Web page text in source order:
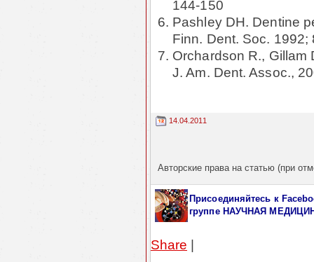
144-150
Pashley DH. Dentine
Finn. Dent. Soc. 1992;
Orchardson R., Gillam
J. Am. Dent. Assoc.,
14.04.2011
Авторские права на статью (при
Присоединяйтесь к
группе НАУЧНАЯ
Share |